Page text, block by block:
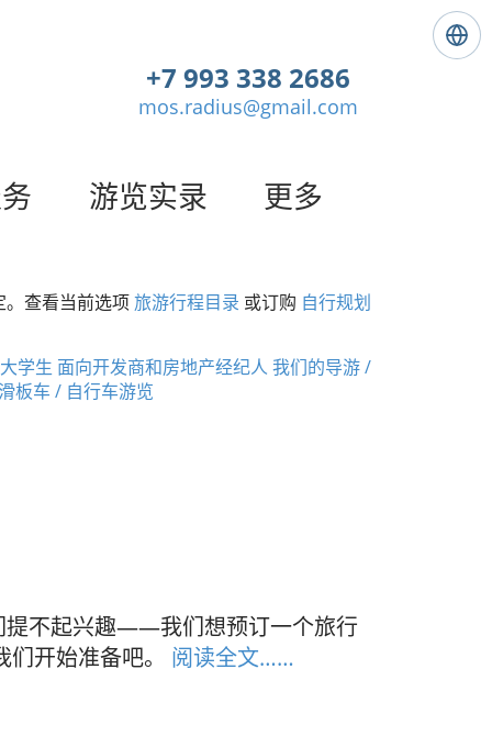
语
+7 993 338 2686
mos.radius@gmail.com
游览实录 更多
查看当前选项旅游行程目录 或订购 自行规划
学生 面向开发商和房地产经纪人 我们的导游 /
板车 / 自行车游览
提不起兴趣——我们想预订一个旅行
开始准备吧。 阅读全文……